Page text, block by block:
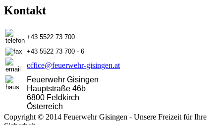
Kontakt
+43 5522 73 700
+43 5522 73 700 - 6
office@feuerwehr-gisingen.at
Feuerwehr Gisingen
Hauptstraße 46b
6800 Feldkirch
Österreich
Copyright © 2014 Feuerwehr Gisingen - Unsere Freizeit für Ihre